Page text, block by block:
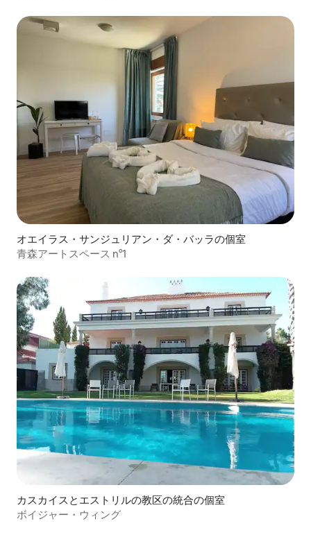
オエイラス・サンジュリアン・ダ・バッラの個室
青森アートスペース n°1
カスカイスとエストリルの教区の統合の個室
ボイジャー・ウィング